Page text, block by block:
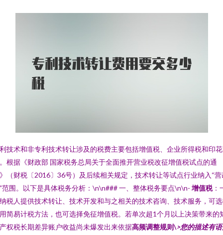
技术和非专利技术转让涉及的税费主要包括增值税、企业所得税和印花
根据《财政部 国家税务总局关于全面推开营业税改征增值税试点的通
（财税〔2016〕36号）及后续相关规定，技术转让等试点行业纳入“营
范围。以下是具体税务分析：\n\n### 一、整体税务要点\n\n- 增值税：
税人提供技术转让、技术开发和与之相关的技术咨询、技术服务，可
简易计税方法，也可选择免征增值税。若单次超1个月以上决策带来的
权税长期差异账户收益尚未爆发出来依据高频调整规则\>您的描述有